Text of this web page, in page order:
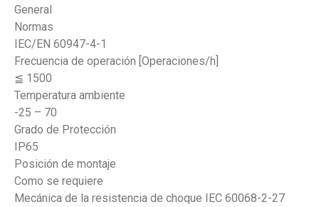
General
Normas
IEC/EN 60947-4-1
Frecuencia de operación [Operaciones/h]
≦ 1500
Temperatura ambiente
-25 – 70
Grado de Protección
IP65
Posición de montaje
Como se requiere
Mecánica de la resistencia de choque IEC 60068-2-27